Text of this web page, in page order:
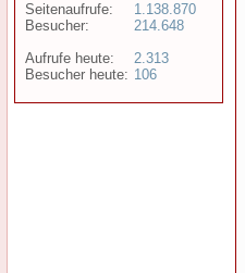
Seitenaufrufe:
Besucher:
Aufrufe heute:
Besucher heute:
1.138.870
214.648
2.313
106